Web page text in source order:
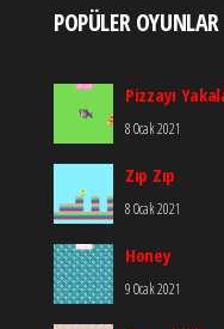
POPÜLER OYUNLAR
Pizzayı
8 Ocak 2021
Zıp Zıp
8 Ocak 2021
Honey
9 Ocak 2021